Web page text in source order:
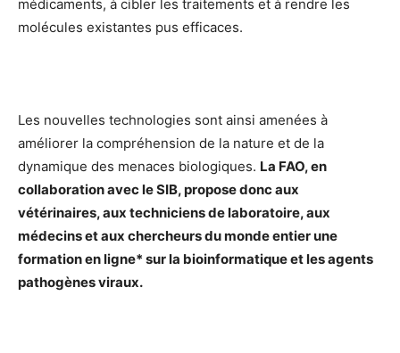
médicaments, à cibler les traitements et à rendre les
molécules existantes pus efficaces.
Les nouvelles technologies sont ainsi amenées à
améliorer la compréhension de la nature et de la
dynamique des menaces biologiques. La FAO, en
collaboration avec le SIB, propose donc aux
vétérinaires, aux techniciens de laboratoire, aux
médecins et aux chercheurs du monde entier une
formation en ligne* sur la bioinformatique et les agents
pathogènes viraux.